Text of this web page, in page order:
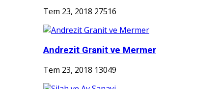
Tem 23, 2018 27516
Andrezit Granit ve Mermer
Tem 23, 2018 13049